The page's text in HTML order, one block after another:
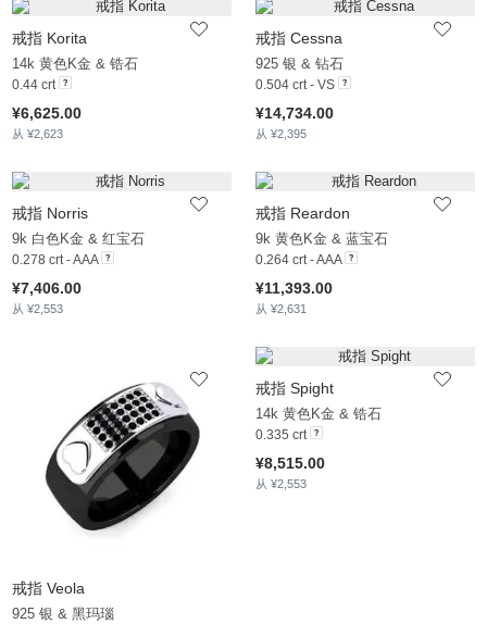
戒指 Korita
14k 黄色K金 & 锆石
0.44 crt
¥6,625.00
从 ¥2,623
戒指 Cessna
925 银 & 钻石
0.504 crt - VS
¥14,734.00
从 ¥2,395
戒指 Norris
9k 白色K金 & 红宝石
0.278 crt - AAA
¥7,406.00
从 ¥2,553
戒指 Reardon
9k 黄色K金 & 蓝宝石
0.264 crt - AAA
¥11,393.00
从 ¥2,631
戒指 Veola
925 银 & 黑玛瑙
戒指 Spight
14k 黄色K金 & 锆石
0.335 crt
¥8,515.00
从 ¥2,553